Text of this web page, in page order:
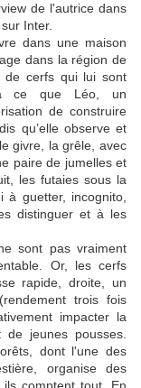
de l'autrice dans
Inter.
dans une maison
dans la région de
de cerfs qui lui sont
ce que Léo, un
de construire
qu’elle observe et
givre, la grêle, avec
paire de jumelles et
les futaies sous la
à guetter, incognito,
distinguer et à les
sont pas vraiment
Or, les cerfs
rapide, droite, un
trois fois
impacter la
jeunes pousses.
dont l'une des
organise des